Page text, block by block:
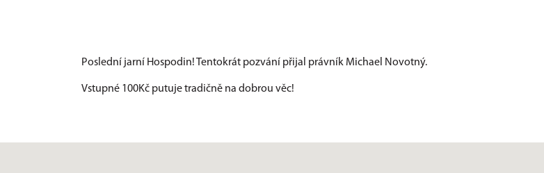
Poslední jarní Hospodin! Tentokrát pozvání přijal právník Michael Novotný.
Vstupné 100Kč putuje tradičně na dobrou věc!